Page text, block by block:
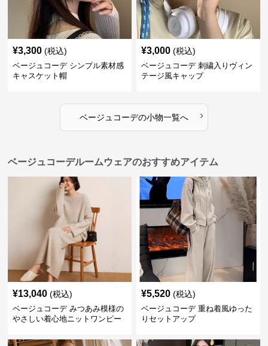
¥3,300 (税込)
ベージュコーデ シンプル素材感
キャスケット帽
¥3,000 (税込)
ベージュコーデ 刺繍入りヴィン
テージ風キャップ
ベージュコーデの小物一覧へ ›
ベージュコーデルームウェアのおすすめアイテム
¥13,040 (税込)
ベージュコーデ みつあみ模様の
やさしい着心地ニットワンピー
¥5,520 (税込)
ベージュコーデ 重ね着風ゆった
りセットアップ